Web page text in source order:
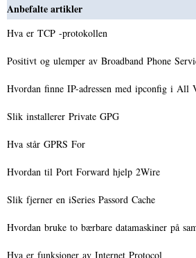
Anbefalte artikler
Hva er TCP -protokollen
Positivt og ulemper av Broadband Phone
Hvordan finne IP-adressen med ipconfig i All
Slik installerer Private GPG
Hva står GPRS For
Hvordan til Port Forward hjelp 2Wire
Slik fjerner en iSeries Passord Cache
Hvordan bruke to bærbare datamaskiner på
Hva er funksjoner av Internet Protocol